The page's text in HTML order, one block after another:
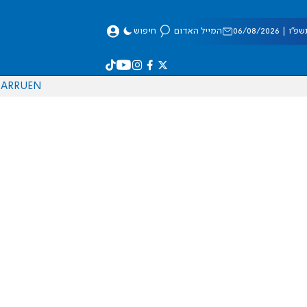
08/2026 המייל האדום חיפוש
EN
RU
AR